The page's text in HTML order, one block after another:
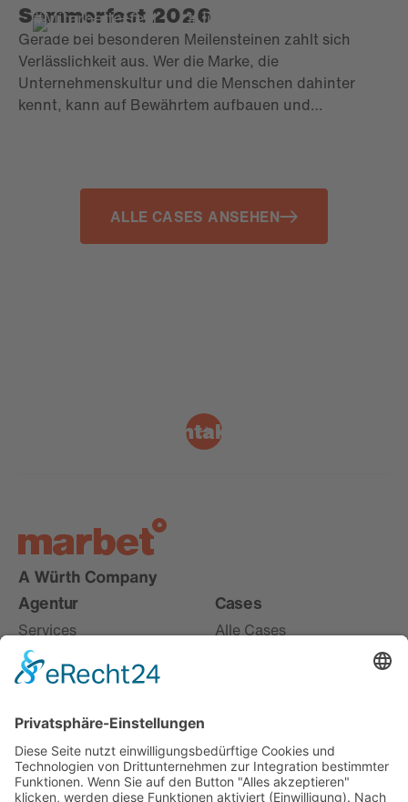
#Mitarbeiterfest #Jubiläum
Sommerfest 2026
Gerade bei besonderen Meilensteinen zahlt sich
Verlässlichkeit aus. Wer die Marke, die
Unternehmenskultur und die Menschen dahinter
kennt, kann auf Bewährtem aufbauen und
ALLE CASES ANSEHEN
Kontakt
Agentur
Services
Karriere
About
Offices
Cases
Alle Cases
Entdecken Misc